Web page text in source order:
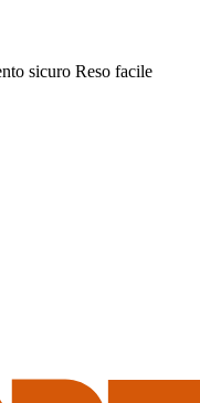
sicuro Reso facile